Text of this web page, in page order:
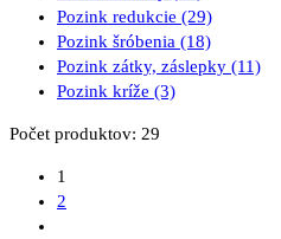
Pozink redukcie (29)
Pozink šróbenia (18)
Pozink zátky, záslepky (11)
Pozink kríže (3)
Počet produktov: 29
1
2